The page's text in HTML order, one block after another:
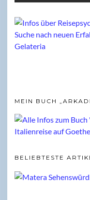
MEIN BUCH
BELIEBTESTE